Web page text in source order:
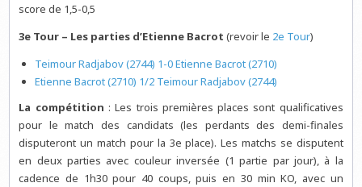
score de 1,5-0,5
3e Tour – Les parties d’Etienne Bacrot (revoir le 2e Tour)
Teimour Radjabov (2744) 1-0 Etienne Bacrot (2710)
Etienne Bacrot (2710) 1/2 Teimour Radjabov (2744)
La compétition : Les trois premières places sont qualificatives
pour le match des candidats (les perdants des demi-finales
disputeront un match pour la 3e place). Les matchs se disputent
en deux parties avec couleur inversée (1 partie par jour), à la
cadence de 1h30 pour 40 coups, puis en 30 min KO, avec un